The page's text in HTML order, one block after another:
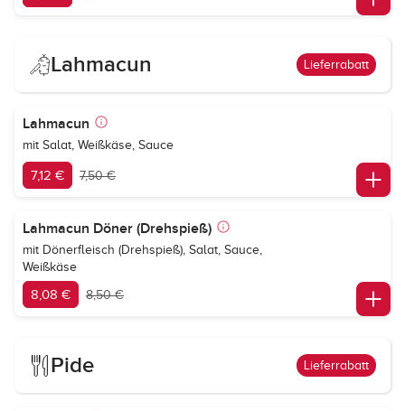
Lahmacun Lieferrabatt
Lahmacun
mit Salat, Weißkäse, Sauce
7,12 € 7,50 €
Lahmacun Döner (Drehspieß)
mit Dönerfleisch (Drehspieß), Salat, Sauce,
Weißkäse
8,08 € 8,50 €
Pide Lieferrabatt